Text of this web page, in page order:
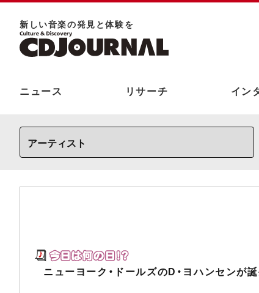
新しい⾳楽の発⾒と体験を
ニュース リサーチ イン
ニューヨーク・ドールズのD・ヨハンセンが